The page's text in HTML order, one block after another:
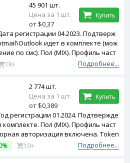
регистрации 04.2023. Подтверж
идет в комплекте (мож
по смс). Пол (MIX). Профиль част
с MIX ip.
Подробнее...
1k+
45 901 шт.
Цена за 1 шт.
от $0,37
Купить
регистрации 01.2024. Подтвержде
Пол (MIX). Профиль част
авторизация включена. Token
с MIX ip.
Подробнее...
10+
2 774 шт.
Цена за 1 шт.
от $0,389
Купить